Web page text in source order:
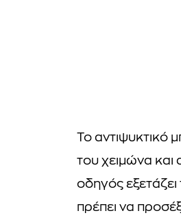
Το αντιψυκτικό
του χειμώνα και
οδηγός
πρέπει να